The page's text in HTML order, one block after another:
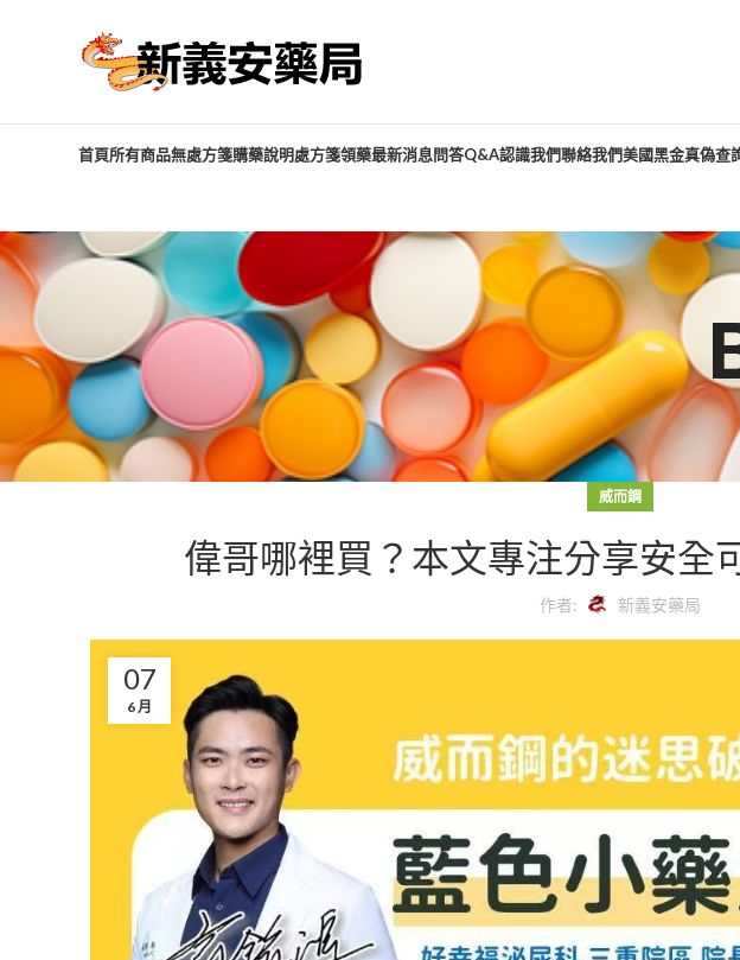
首頁所有商品無處方箋購藥說明處方箋領藥最新消息問答Q&A認識我們聯絡我們美國黑金真偽查
威而鋼
偉哥哪裡買？本文專注分享安全
作者: 新義安藥局
07
6 月